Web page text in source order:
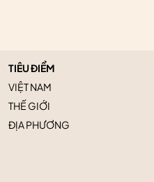
TIÊU ĐIỂM
VIỆT NAM
THẾ GIỚI
ĐỊA PHƯƠNG